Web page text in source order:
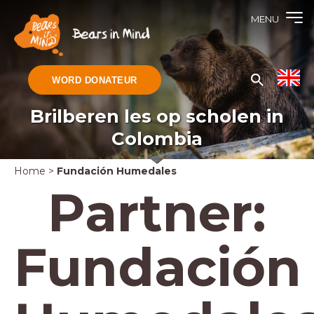
MENU
WORD DONATEUR
Brilberen les op scholen in
Colombia
Home > Fundación Humedales
Partner:
Fundación